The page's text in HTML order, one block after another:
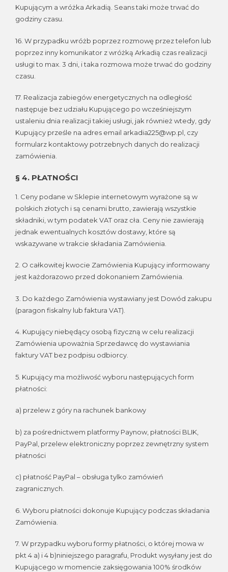
Kupującym a wróżka Arkadią. Seans taki może trwać do
godziny czasu.
16. W przypadku wróżb poprzez rozmowę przez telefon lub
poprzez inny komunikator z wróżką Arkadią czas realizacji
usługi to max. 3 dni, i taka rozmowa może trwać do godziny
czasu.
17. Realizacja zabiegów energetycznych na odległość
następuje bez udziału Kupującego po wcześniejszym
ustaleniu dnia realizacji takiej usługi, jak również wtedy, gdy
Kupujący prześle na adres email arkadia225@wp.pl, czy
formularz kontaktowy potrzebnych danych do realizacji
zamówienia.
§ 4. PŁATNOŚCI
1. Ceny podane w Sklepie internetowym wyrażone są w
polskich złotych i są cenami brutto, zawierają wszystkie
składniki, w tym podatek VAT oraz cła. Ceny nie zawierają
jednak ewentualnych kosztów dostawy, które są
wskazywane w trakcie składania Zamówienia.
2. O całkowitej kwocie Zamówienia Kupujący informowany
jest każdorazowo przed dokonaniem Zamówienia.
3. Do każdego Zamówienia wystawiany jest Dowód zakupu
(paragon fiskalny lub faktura VAT).
4. Kupujący niebędący osobą fizyczną w celu realizacji
Zamówienia upoważnia Sprzedawcę do wystawiania
faktury VAT bez podpisu odbiorcy.
5. Kupujący ma możliwość wyboru następujących form
płatności:
a) przelew z góry na rachunek bankowy
b) za pośrednictwem platformy Paynow, płatności BLIK,
PayPal, przelew elektroniczny poprzez zewnętrzny system
płatności
c) płatność PayPal – obsługa tylko zamówień
zagranicznych.
6. Wyboru płatności dokonuje Kupujący podczas składania
Zamówienia.
7. W przypadku wyboru formy płatności, o której mowa w
pkt 4 a) i 4 b)niniejszego paragrafu, Produkt wysyłany jest do
Kupującego w momencie zaksięgowania 100% środków